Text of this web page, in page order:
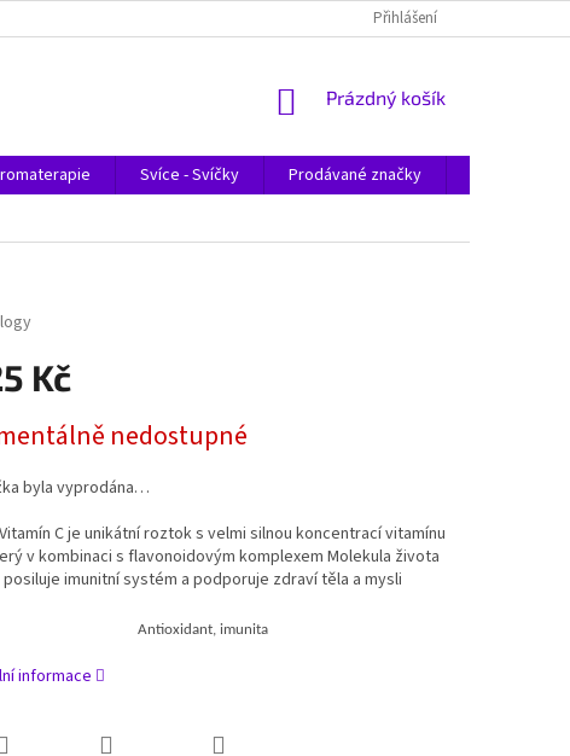
Přihlášení
NÁKUPNÍ
Prázdný košík
Svíce - Svíčky Prodávané značky
Kč
nedostupné
byla vyprodána…
Cje unikátní roztok s velmi silnou koncentrací vitamínu
v kombinaci s flavonoidovým komplexem Molekula života
posiluje imunitní systém a podporuje zdraví těla a mysli
Antioxidant, imunita
informace